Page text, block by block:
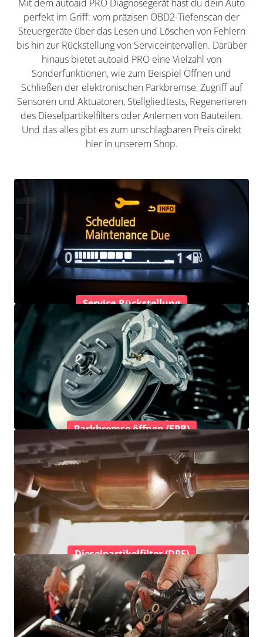
Mit dem autoaid PRO Diagnosegerät hast du dein Auto
perfekt im Griff: vom präzisen OBD2-Tiefenscan der
Steuergeräte über das Lesen und Löschen von Fehlern
bis hin zur Rückstellung von Serviceintervallen. Darüber
hinaus bietet autoaid PRO eine Vielzahl von
Sonderfunktionen, wie zum Beispiel Öffnen und
Schließen der elektronischen Parkbremse, Zugriff auf
Sensoren und Aktuatoren, Stellgliedtests, Regenerieren
des Dieselpartikelfilters oder Anlernen von Bauteilen.
Und das alles gibt es zum unschlagbaren Preis direkt
hier in unserem Shop.
Service-Rückstellung
Parkbremse öffnen (EPB)
Dieselpartikelfilter (DPF)